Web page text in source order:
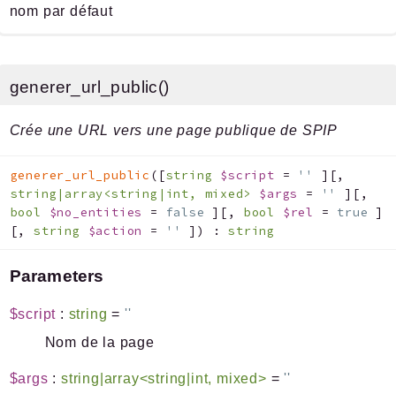
nom par défaut
generer_url_public()
Crée une URL vers une page publique de SPIP
generer_url_public ( [string $script = '' ] [,
string|array<string|int, mixed> $args = '' ] [ ,
bool $no_entities = false ] [ , bool $rel = true ]
[,string $action = '' ] ) :string
Parameters
$script : string = ''
Nom de la page
$args :string|array<string|int, mixed> =''